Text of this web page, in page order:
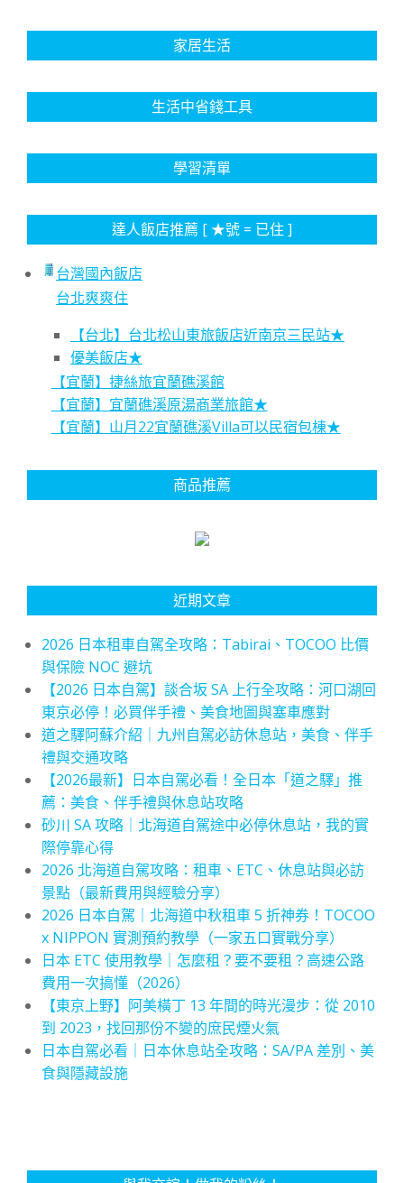
家居生活
生活中省錢工具
學習清單
達人飯店推薦 [ ★號 = 已住 ]
台灣國內飯店
台北爽爽住
【台北】台北松山東旅飯店近南京三民站★
優美飯店★
【宜蘭】捷絲旅宜蘭礁溪館
【宜蘭】宜蘭礁溪原湯商業旅館★
【宜蘭】山月22宜蘭礁溪Villa可以民宿包棟★
商品推薦
近期文章
2026 日本租車自駕全攻略：Tabirai、TOCOO 比價
與保險 NOC 避坑
【2026 日本自駕】談合坂 SA 上行全攻略：河口湖回
東京必停！必買伴手禮、美食地圖與塞車應對
道之驛阿蘇介紹｜九州自駕必訪休息站，美食、伴手
禮與交通攻略
【2026最新】日本自駕必看！全日本「道之驛」推
薦：美食、伴手禮與休息站攻略
砂川 SA 攻略｜北海道自駕途中必停休息站，我的實
際停靠心得
2026 北海道自駕攻略：租車、ETC、休息站與必訪
景點（最新費用與經驗分享）
2026 日本自駕｜北海道中秋租車 5 折神券！TOCOO
x NIPPON 實測預約教學（一家五口實戰分享）
日本 ETC 使用教學｜怎麼租？要不要租？高速公路
費用一次搞懂（2026）
【東京上野】阿美橫丁 13 年間的時光漫步：從 2010
到 2023，找回那份不變的庶民煙火氣
日本自駕必看｜日本休息站全攻略：SA/PA 差別、美
食與隱藏設施